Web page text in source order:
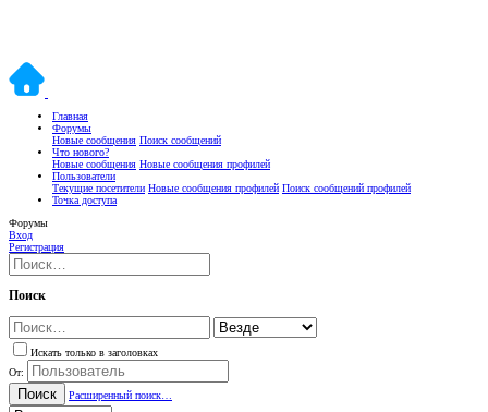
Главная
Форумы
Новые сообщения Поиск сообщений
Что нового?
Новые сообщения Новые сообщения профилей
Пользователи
Текущие посетители Новые сообщения профилей Поиск сообщений профилей
Точка доступа
Форумы
Вход
Регистрация
Поиск
Искать только в заголовках
От:
Поиск Расширенный поиск…